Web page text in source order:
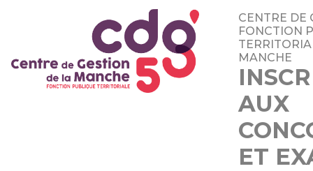
CENTRE DE
FONCTION
MANCHE
AUX
ET